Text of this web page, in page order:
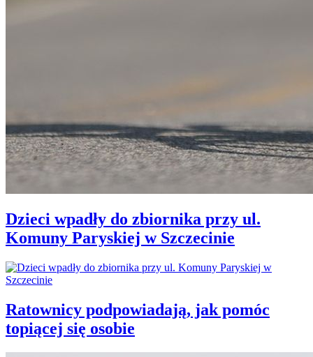
Dzieci wpadły do zbiornika przy ul.
Komuny Paryskiej w Szczecinie
Ratownicy podpowiadają, jak pomóc
topiącej się osobie